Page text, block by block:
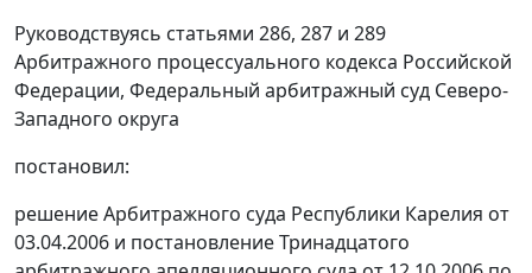
Руководствуясь статьями 286, 287 и 289
Арбитражного процессуального кодекса Российской
Федерации, Федеральный арбитражный суд Северо-
Западного округа
постановил:
решение Арбитражного суда Республики Карелия от
03.04.2006 и постановление Тринадцатого